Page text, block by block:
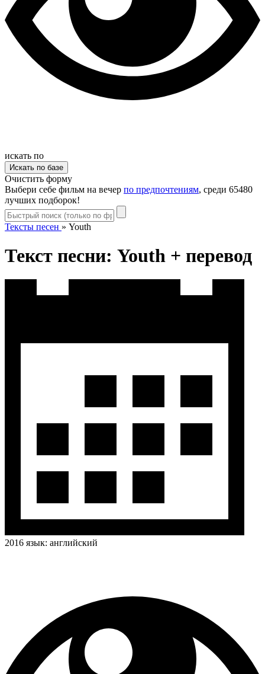
искать по
Очистить форму
Выбери себе фильм на вечер по предпочтениям, среди 65480
лучших подборок!
Тексты песен » Youth
Текст песни: Youth + перевод
2016 язык: английский